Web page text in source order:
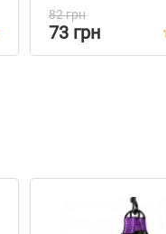
82 грн
73 грн